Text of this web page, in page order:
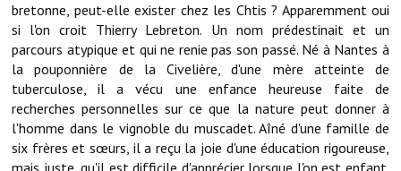
Horaires de la mairie
Les foulées fressinoises
ACCÈS RAPIDE
Démarches administratives
bretonne, peut-elle exister chez les Chtis ? Apparemment oui
si l'on croit Thierry Lebreton. Un nom prédestinait et un
parcours atypique et qui ne renie pas son passé. Né à Nantes à
la pouponnière de la Civelière, d'une mère atteinte de
tuberculose, il a vécu une enfance heureuse faite de
recherches personnelles sur ce que la nature peut donner à
l'homme dans le vignoble du muscadet. Aîné d'une famille de
six frères et sœurs, il a reçu la joie d'une éducation rigoureuse,
mais juste, qu'il est difficile d'apprécier lorsque l'on est enfant.